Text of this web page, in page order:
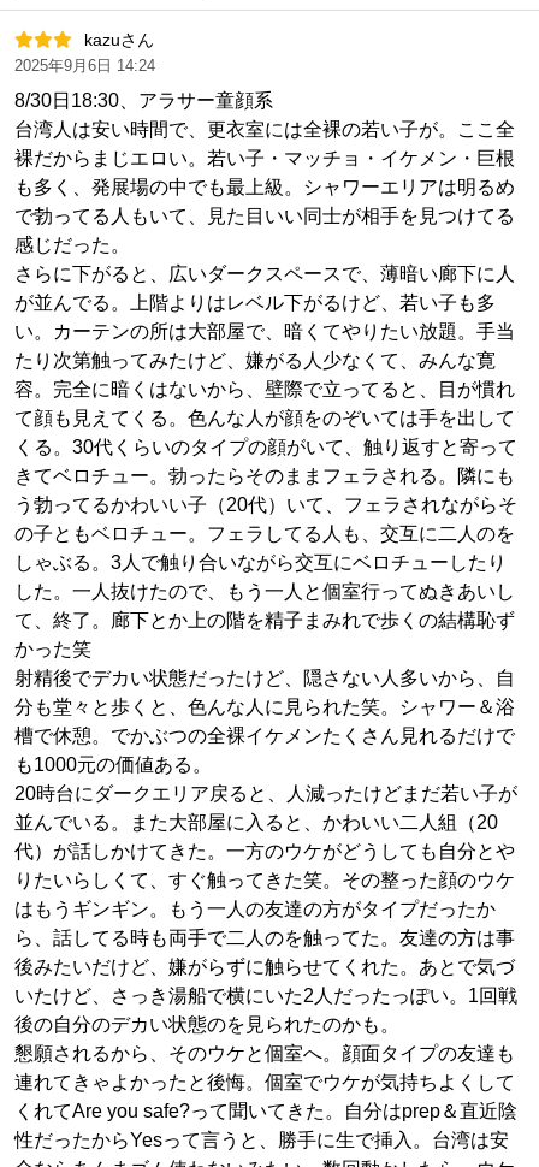
kazuさん
2025年9月6日 14:24
8/30日18:30、アラサー童顔系
台湾人は安い時間で、更衣室には全裸の若い子が。ここ全
裸だからまじエロい。若い子・マッチョ・イケメン・巨根
も多く、発展場の中でも最上級。シャワーエリアは明るめ
で勃ってる人もいて、見た目いい同士が相手を見つけてる
感じだった。
さらに下がると、広いダークスペースで、薄暗い廊下に人
が並んでる。上階よりはレベル下がるけど、若い子も多
い。カーテンの所は大部屋で、暗くてやりたい放題。手当
たり次第触ってみたけど、嫌がる人少なくて、みんな寛
容。完全に暗くはないから、壁際で立ってると、目が慣れ
て顔も見えてくる。色んな人が顔をのぞいては手を出して
くる。30代くらいのタイプの顔がいて、触り返すと寄って
きてベロチュー。勃ったらそのままフェラされる。隣にも
う勃ってるかわいい子（20代）いて、フェラされながらそ
の子ともベロチュー。フェラしてる人も、交互に二人のを
しゃぶる。3人で触り合いながら交互にベロチューしたり
した。一人抜けたので、もう一人と個室行ってぬきあいし
て、終了。廊下とか上の階を精子まみれで歩くの結構恥ず
かった笑
射精後でデカい状態だったけど、隠さない人多いから、自
分も堂々と歩くと、色んな人に見られた笑。シャワー＆浴
槽で休憩。でかぶつの全裸イケメンたくさん見れるだけで
も1000元の価値ある。
20時台にダークエリア戻ると、人減ったけどまだ若い子が
並んでいる。また大部屋に入ると、かわいい二人組（20
代）が話しかけてきた。一方のウケがどうしても自分とや
りたいらしくて、すぐ触ってきた笑。その整った顔のウケ
はもうギンギン。もう一人の友達の方がタイプだったか
ら、話してる時も両手で二人のを触ってた。友達の方は事
後みたいだけど、嫌がらずに触らせてくれた。あとで気づ
いたけど、さっき湯船で横にいた2人だったっぽい。1回戦
後の自分のデカい状態のを見られたのかも。
懇願されるから、そのウケと個室へ。顔面タイプの友達も
連れてきゃよかったと後悔。個室でウケが気持ちよくして
くれてAre you safe?って聞いてきた。自分はprep＆直近陰
性だったからYesって言うと、勝手に生で挿入。台湾は安